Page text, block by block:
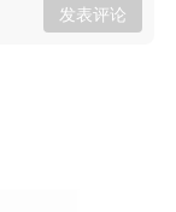
发表评论